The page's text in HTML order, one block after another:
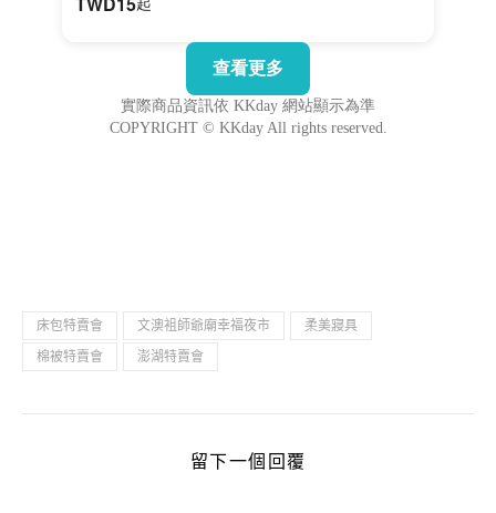
床包特賣會 文澳袓師爺廟幸福夜市
柔美寢具
棉被特賣會
澎湖特賣會
留下一個回覆